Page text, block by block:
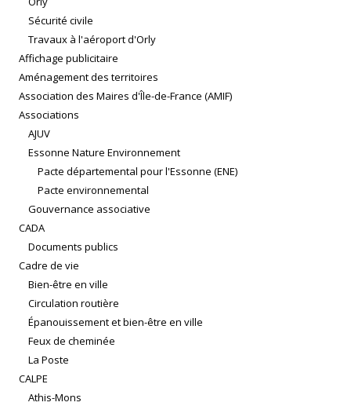
Sécurité civile
Travaux à l'aéroport d'Orly
Affichage publicitaire
Aménagement des territoires
Association des Maires d'Île-de-France (AMIF)
Associations
AJUV
Essonne Nature Environnement
Pacte départemental pour l'Essonne (ENE)
Pacte environnemental
Gouvernance associative
CADA
Documents publics
Cadre de vie
Bien-être en ville
Circulation routière
Épanouissement et bien-être en ville
Feux de cheminée
La Poste
CALPE
Athis-Mons